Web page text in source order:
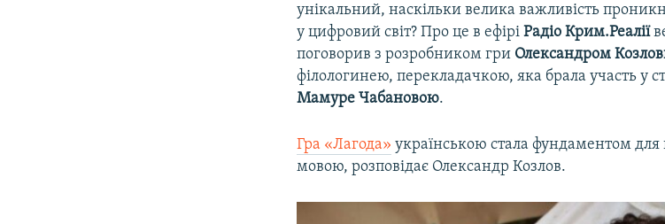
унікальний, наскільки велика важливість
у цифровий світ? Про це в ефіріРадіо Крим.Реалії
поговорив з розробником гри Олександром
філологинею, перекладачкою, яка брала участь у
Мамуре Чабановою.
Гра «Лагода» українською стала фундаментом
мовою, розповідає Олександр Козлов.